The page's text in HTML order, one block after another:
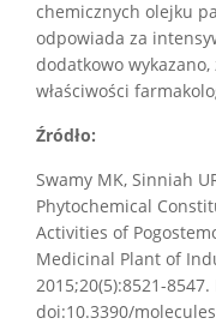
chemicznych olejku
odpowiada za
dodatkowo
właściwości
Źródło:
Swamy MK, Sinniah
Phytochemical
Activities of
Medicinal Plant of
2015;20(5):8521-
doi:10.3390/